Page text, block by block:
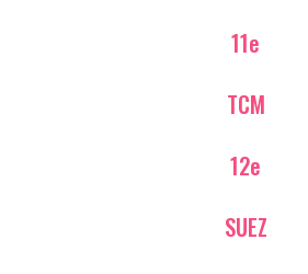
11e
TCM
12e
SUEZ